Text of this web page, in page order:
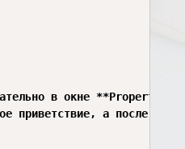
в окне
приветствие, а после